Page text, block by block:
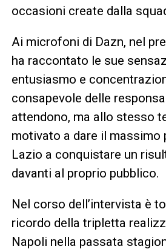
occasioni create dalla
Ai microfoni di Dazn, nel
ha raccontato le sue
entusiasmo e
consapevole delle
attendono, ma allo stesso
motivato a dare il massimo
Lazio a conquistare un
davanti al proprio pubblico.
Nel corso dell’intervista è
ricordo della tripletta
Napoli nella passata